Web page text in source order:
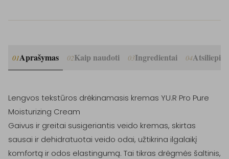
01Aprašymas 02Kaip naudoti 03Ingredientai 04
Lengvos tekstūros drėkinamasis kremas YU.R Pro Pure
Moisturizing Cream
Gaivus ir greitai susigeriantis veido kremas, skirtas
sausai ir dehidratuotai veido odai, užtikrina ilgalaikį
komfortą ir odos elastingumą. Tai tikras drėgmės šaltinis,